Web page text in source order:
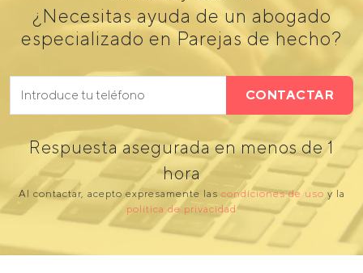
¿Necesitas ayuda de un abogado
especializado en Parejas de hecho?
CONTACTAR
Respuesta asegurada en menos de 1
hora
Al contactar, acepto expresamente las condiciones de uso y la
política de privacidad